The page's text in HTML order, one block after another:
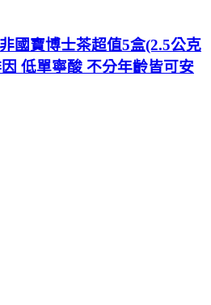
國寶博士茶超值5盒(2.5公克
低單寧酸 不分年齡皆可安